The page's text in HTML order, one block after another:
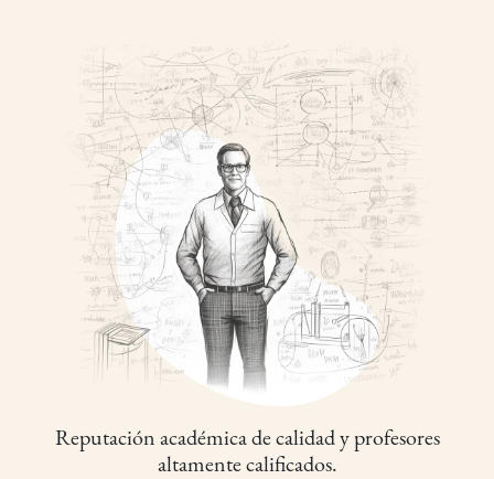
Reputación académica de calidad y profesores
altamente calificados.